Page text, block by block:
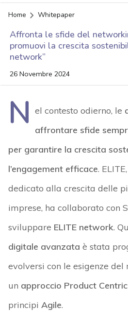
Home Whitepaper
Affronta le sfide del
promuovi la crescita
network”
26 Novembre 2024
N el contesto odierno, le
affrontare sfide
per garantire la crescita
l’engagement efficace.
dedicato alla crescita delle
imprese, ha collaborato con
sviluppare ELITE network.
digitale avanzata è stata
evolversi con le esigenze del
un approccio Product Centric
principiAgile.